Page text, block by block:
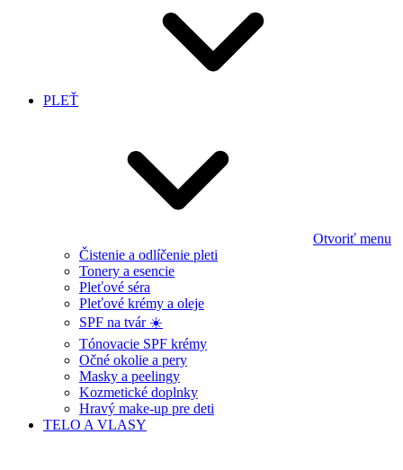
PLEŤ
Otvoriť menu
Čistenie a odlíčenie pleti
Tonery a esencie
Pleťové séra
Pleťové krémy a oleje
SPF na tvár ☀️
Tónovacie SPF krémy
Očné okolie a pery
Masky a peelingy
Kozmetické doplnky
Hravý make-up pre deti
TELO A VLASY